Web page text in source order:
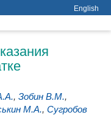
English
, Зобин В.М.,
М.А., Сугробов